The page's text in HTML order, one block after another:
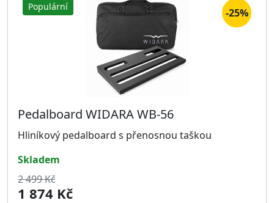
Populární -25%
Pedalboard WIDARA WB-56
Hliníkový pedalboard s přenosnou taškou
skladem
2 499 Kč
1 874 Kč